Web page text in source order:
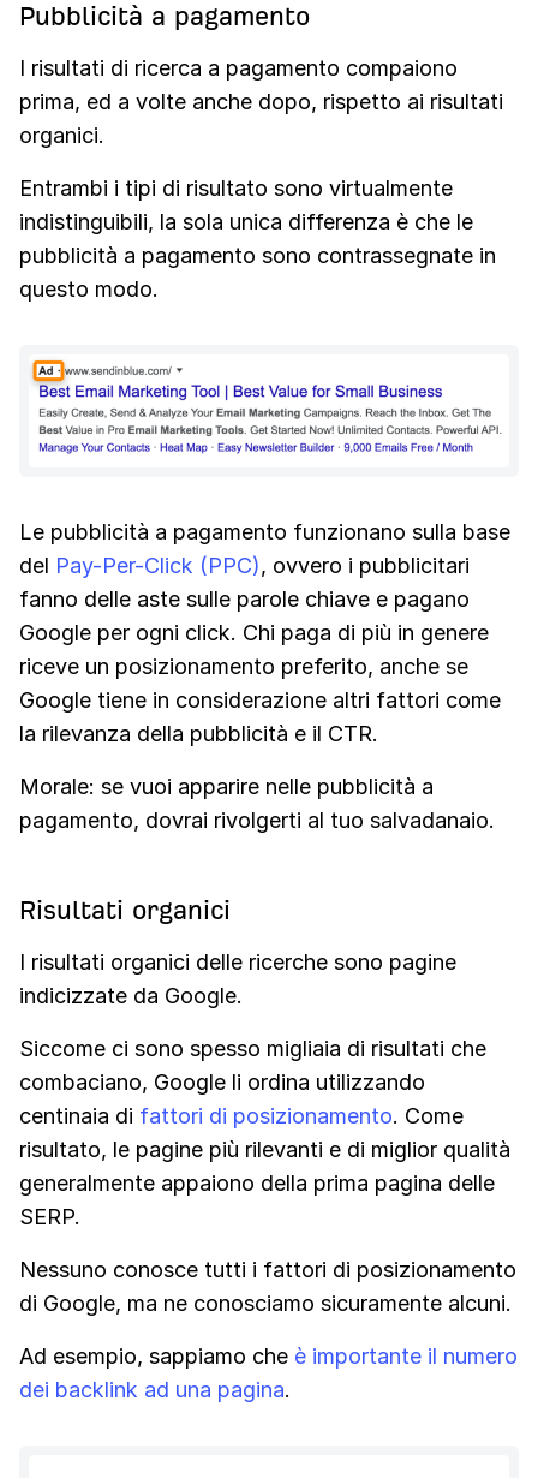
Pubblicità a pagamento
I risultati di ricerca a pagamento compaiono
prima, ed a volte anche dopo, rispetto ai risultati
organici.
Entrambi i tipi di risultato sono virtualmente
indistinguibili, la sola unica differenza è che le
pubblicità a pagamento sono contrassegnate in
questo modo.
Le pubblicità a pagamento funzionano sulla base
del Pay-Per-Click (PPC), ovvero i pubblicitari
fanno delle aste sulle parole chiave e pagano
Google per ogni click. Chi paga di più in genere
riceve un posizionamento preferito, anche se
Google tiene in considerazione altri fattori come
la rilevanza della pubblicità e il CTR.
Morale: se vuoi apparire nelle pubblicità a
pagamento, dovrai rivolgerti al tuo salvadanaio.
Risultati organici
I risultati organici delle ricerche sono pagine
indicizzate da Google.
Siccome ci sono spesso migliaia di risultati che
combaciano, Google li ordina utilizzando
centinaia di fattori di posizionamento. Come
risultato, le pagine più rilevanti e di miglior qualità
generalmente appaiono della prima pagina delle
SERP.
Nessuno conosce tutti i fattori di posizionamento
di Google, ma ne conosciamo sicuramente alcuni.
Ad esempio, sappiamo che è importante il numero
dei backlink ad una pagina.